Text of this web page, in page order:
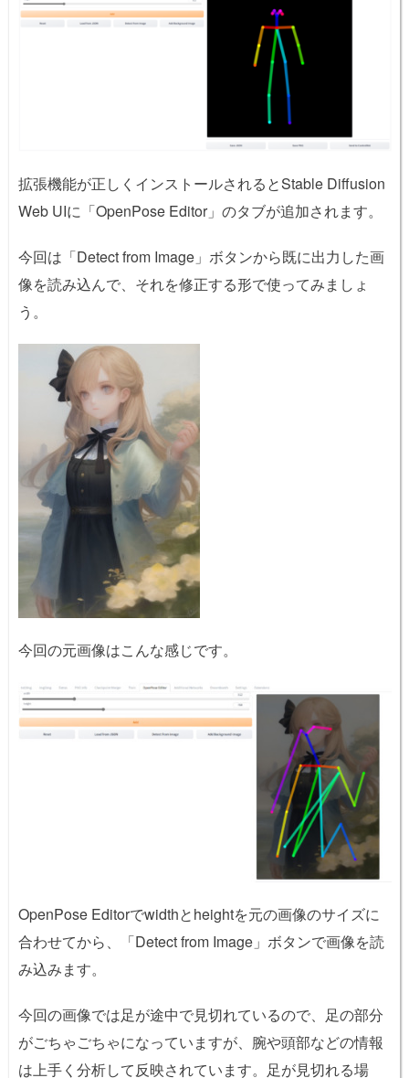
拡張機能が正しくインストールされるとStable Diffusion
Web UIに「OpenPose Editor」のタブが追加されます。
今回は「Detect from Image」ボタンから既に出力した画
像を読み込んで、それを修正する形で使ってみましょ
う。
今回の元画像はこんな感じです。
OpenPose Editorでwidthとheightを元の画像のサイズに
合わせてから、「Detect from Image」ボタンで画像を読
み込みます。
今回の画像では足が途中で見切れているので、足の部分
がごちゃごちゃになっていますが、腕や頭部などの情報
は上手く分析して反映されています。足が見切れる場